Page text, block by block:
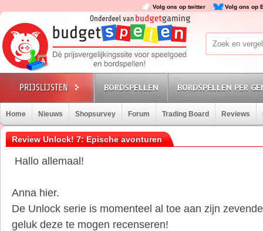
Volg ons op twitter Volg ons op
BORDSPELLEN BORDSPELLEN PER
Home Nieuws Shopsurvey Forum Trading Board Reviews
Review Unlock! 7: Epische avonturen
Hallo allemaal!
Anna hier.
De Unlock serie is momenteel al toe aan zijn
geluk deze te mogen recenseren!